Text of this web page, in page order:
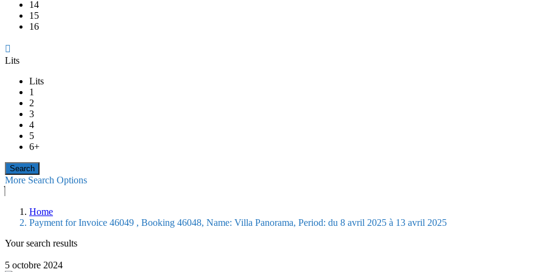
14
15
16
Lits
Lits
1
2
3
4
5
6+
More Search Options
Home
Payment for Invoice 46049 , Booking 46048, Name: Villa Panorama, Period: du 8 avril 2025 à 13 avril 2025
Your search results
5 octobre 2024